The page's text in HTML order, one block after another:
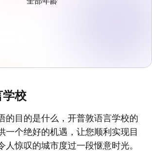
学校
的目的是什么，开普敦语言学校的
一个绝好的机遇，让您顺利实现目
人惊叹的城市度过一段惬意时光。